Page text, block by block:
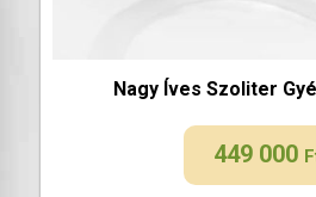
Nagy Íves Szoliter
449 000